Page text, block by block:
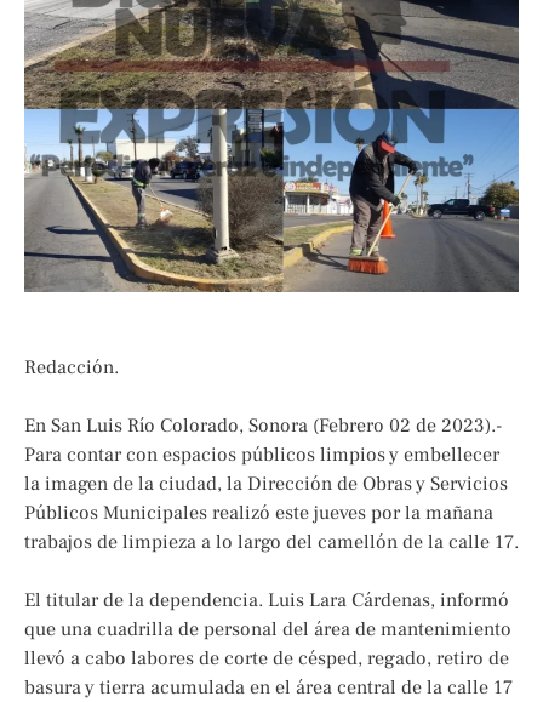
Redacción.
En San Luis Río Colorado, Sonora (Febrero 02 de 2023).-
Para contar con espacios públicos limpios y embellecer
la imagen de la ciudad, la Dirección de Obras y Servicios
Públicos Municipales realizó este jueves por la mañana
trabajos de limpieza a lo largo del camellón de la calle 17.
El titular de la dependencia. Luis Lara Cárdenas, informó
que una cuadrilla de personal del área de mantenimiento
llevó a cabo labores de corte de césped, regado, retiro de
basura y tierra acumulada en el área central de la calle 17